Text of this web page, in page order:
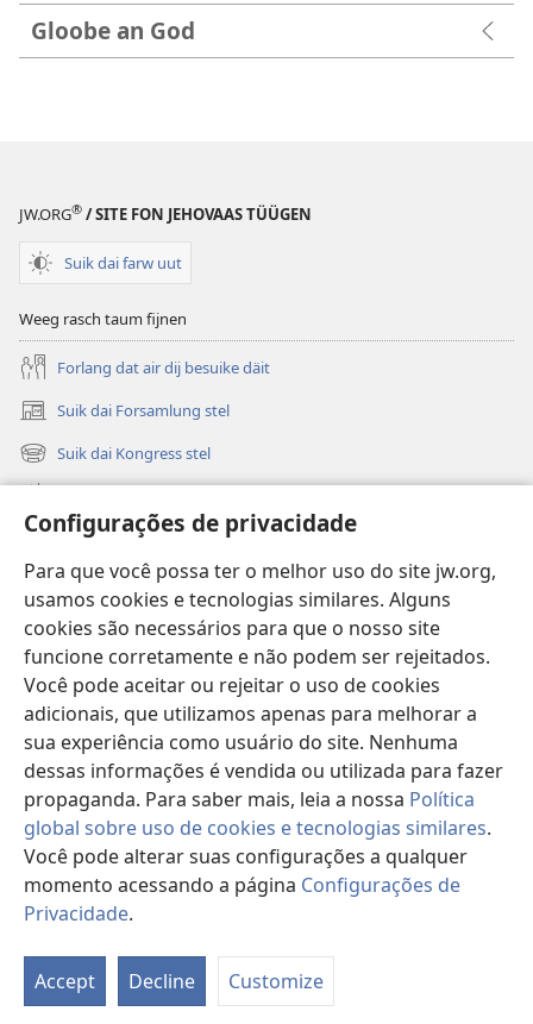
Configurações de privacidade
Para que você possa ter o melhor uso do site jw.org,
usamos cookies e tecnologias similares. Alguns
cookies são necessários para que o nosso site
funcione corretamente e não podem ser rejeitados.
Você pode aceitar ou rejeitar o uso de cookies
adicionais, que utilizamos apenas para melhorar a
sua experiência como usuário do site. Nenhuma
dessas informações é vendida ou utilizada para fazer
propaganda. Para saber mais, leia a nossa Política
global sobre uso de cookies e tecnologias similares.
Você pode alterar suas configurações a qualquer
momento acessando a página Configurações de
Privacidade.
Accept Decline Customize
Gloobe an God
JW.ORG® / SITE FON JEHOVAAS TÜÜGEN
Suik dai farw uut
Weeg rasch taum fijnen
Forlang dat air dij besuike däit
Suik dai Forsamlung stel
(opens
new
window)
Suik dai Kongress stel
(opens
new
Videos
Suik in JW.ORG
Gild wat mit fraiwile geewt wart
(opens
new
window)Buikerstuuw in Internet fon Torre de Vigia™
(opens
new
window)JW Hub ®
(opens
new
window)
Copyright© 2026 Watch Tower Bible and Tract Society of Pennsylvania.
ORDNUNG TAUM BENUTSE